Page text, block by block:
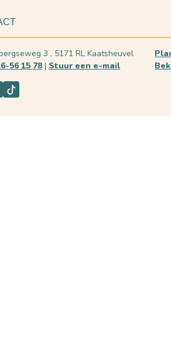
3 , 5171 RL Kaatsheuvel
56 15 78 | Stuur een e-mail